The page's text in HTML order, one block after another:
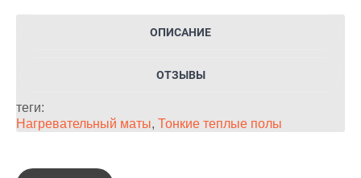
ОПИСАНИЕ
ОТЗЫВЫ
теги:
Нагревательный маты, Тонкие теплые полы